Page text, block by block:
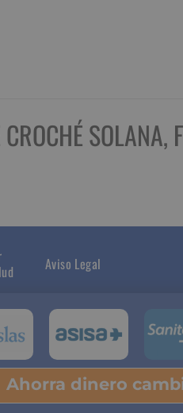
SOLANA,
Aviso Legal
Ahorra dineroPulsa